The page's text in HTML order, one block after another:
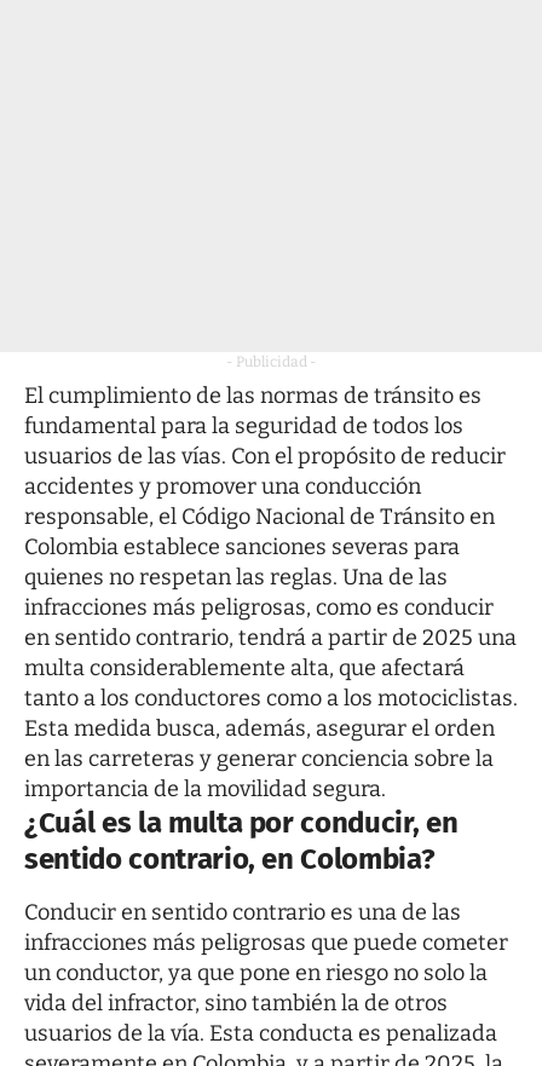
- Publicidad -
El cumplimiento de las normas de tránsito es
fundamental para la seguridad de todos los
usuarios de las vías. Con el propósito de reducir
accidentes y promover una conducción
responsable, el Código Nacional de Tránsito en
Colombia establece sanciones severas para
quienes no respetan las reglas. Una de las
infracciones más peligrosas, como es conducir
en sentido contrario, tendrá a partir de 2025 una
multa considerablemente alta, que afectará
tanto a los conductores como a los motociclistas.
Esta medida busca, además, asegurar el orden
en las carreteras y generar conciencia sobre la
importancia de la movilidad segura.
¿Cuál es la multa por conducir, en
sentido contrario, en Colombia?
Conducir en sentido contrario es una de las
infracciones más peligrosas que puede cometer
un conductor, ya que pone en riesgo no solo la
vida del infractor, sino también la de otros
usuarios de la vía. Esta conducta es penalizada